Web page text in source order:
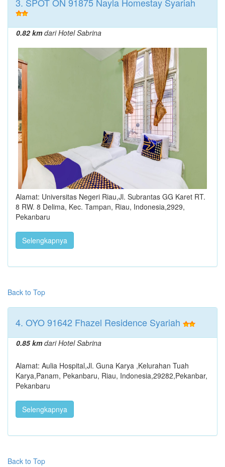
0.82 kmdari Hotel Sabrina
Alamat: Universitas Negeri Riau,Jl. Subrantas GG Karet RT.
8 RW. 8 Delima, Kec. Tampan, Riau, Indonesia,2929,
Pekanbaru
Selengkapnya
Back to Top
4. OYO 91642 Fhazel Residence Syariah
0.85 kmdari Hotel Sabrina
Alamat: Aulia Hospital,Jl. Guna Karya ,Kelurahan Tuah
Karya,Panam, Pekanbaru, Riau, Indonesia,29282,Pekanbar,
Pekanbaru
Selengkapnya
Back to Top